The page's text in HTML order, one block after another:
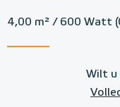
4,00 m² / 600 Watt
Wilt u